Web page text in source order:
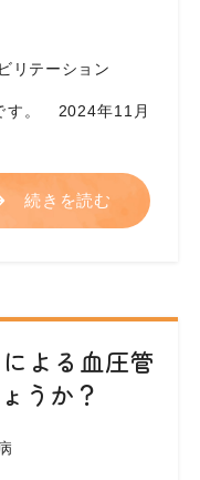
リテーション
す。 2024年11月
続きを読む
よる血圧管
うか？